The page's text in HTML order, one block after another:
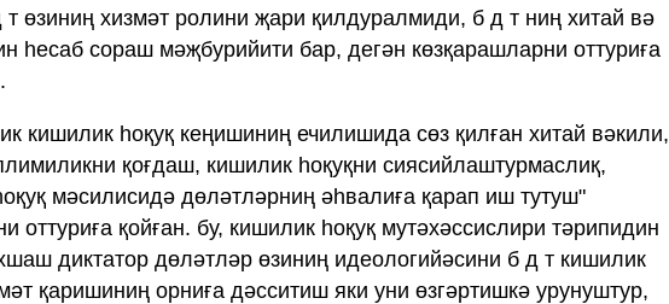
т өзиниң хизмәт ролини җари қилдуралмиди, б д т ниң хитай вә
һесаб сораш мәҗбурийити бар, дегән көзқарашларни оттуриға
кишилик һоқуқ кеңишиниң ечилишида сөз қилған хитай вәкили,
қоғдаш, кишилик һоқуқни сиясийлаштурмаслиқ,
мәсилисидә дөләтләрниң әһвалиға қарап иш тутуш"
оттуриға қойған. бу, кишилик һоқуқ мутәхәссислири тәрипидин
диктатор дөләтләр өзиниң идеологийәсини б д т кишилик
қаришиниң орниға дәсситиш яки уни өзгәртишкә урунуштур,